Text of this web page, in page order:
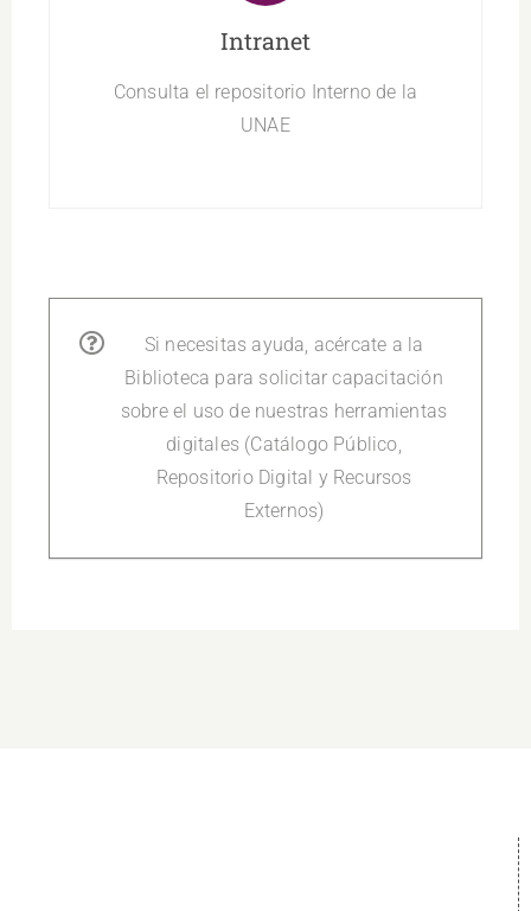
Intranet
Consulta el repositorio Interno de la
UNAE
Si necesitas ayuda, acércate a la
Biblioteca para solicitar capacitación
sobre el uso de nuestras herramientas
digitales (Catálogo Público,
Repositorio Digital y Recursos
Externos)